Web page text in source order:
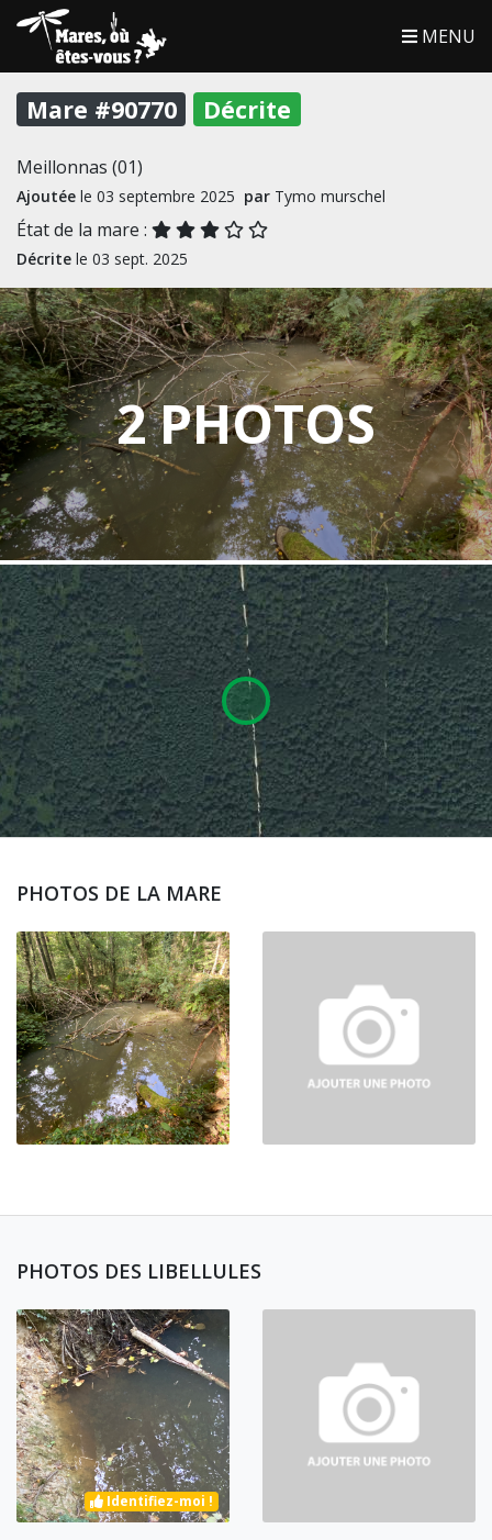
MENU
Mare #90770 Décrite
Meillonnas (01)
Ajoutée le 03 septembre 2025 par Tymo murschel
État de la mare :
Décrite le 03 sept. 2025
2 PHOTOS
PHOTOS DE LA MARE
PHOTOS DES LIBELLULES
Identifiez-moi !